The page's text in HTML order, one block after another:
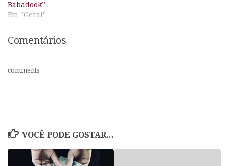
Babadook”
Em "Geral"
Comentários
comments
VOCÊ PODE GOSTAR...